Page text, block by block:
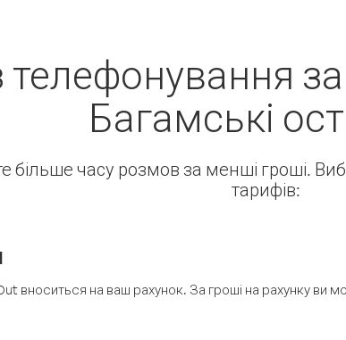
Багамські
більше часу розмов за менші гроші.
тарифів:
вноситься на ваш рахунок. За гроші на рахунку ви